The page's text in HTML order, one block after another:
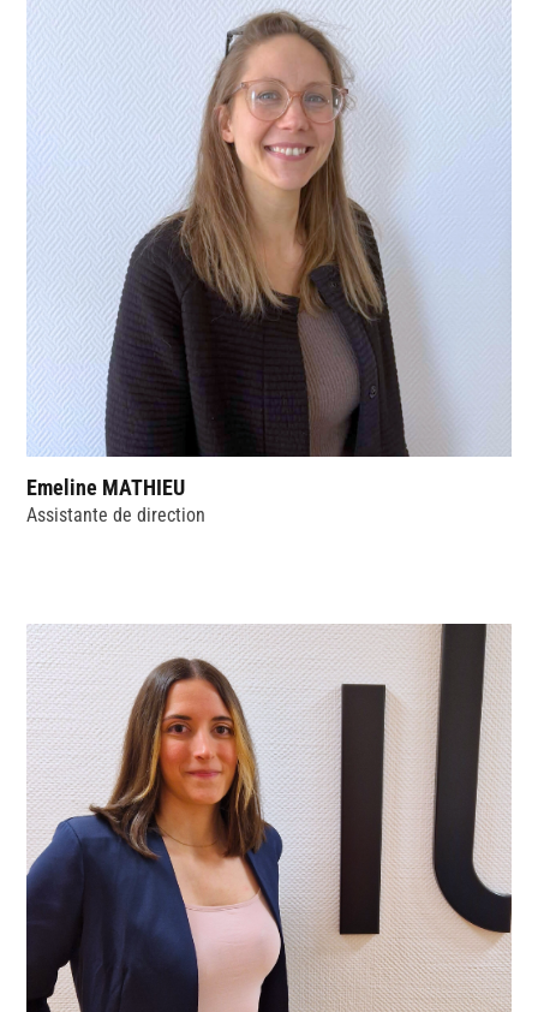
Emeline MATHIEU
Assistante de direction